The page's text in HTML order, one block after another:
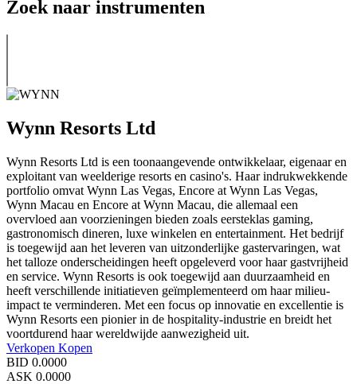
Zoek naar instrumenten
Wynn Resorts Ltd
Wynn Resorts Ltd is een toonaangevende ontwikkelaar, eigenaar en
exploitant van weelderige resorts en casino's. Haar indrukwekkende
portfolio omvat Wynn Las Vegas, Encore at Wynn Las Vegas,
Wynn Macau en Encore at Wynn Macau, die allemaal een
overvloed aan voorzieningen bieden zoals eersteklas gaming,
gastronomisch dineren, luxe winkelen en entertainment. Het bedrijf
is toegewijd aan het leveren van uitzonderlijke gastervaringen, wat
het talloze onderscheidingen heeft opgeleverd voor haar gastvrijheid
en service. Wynn Resorts is ook toegewijd aan duurzaamheid en
heeft verschillende initiatieven geïmplementeerd om haar milieu-
impact te verminderen. Met een focus op innovatie en excellentie is
Wynn Resorts een pionier in de hospitality-industrie en breidt het
voortdurend haar wereldwijde aanwezigheid uit.
Verkopen Kopen
BID 0.0000
ASK 0.0000